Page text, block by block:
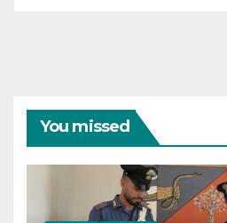
You missed